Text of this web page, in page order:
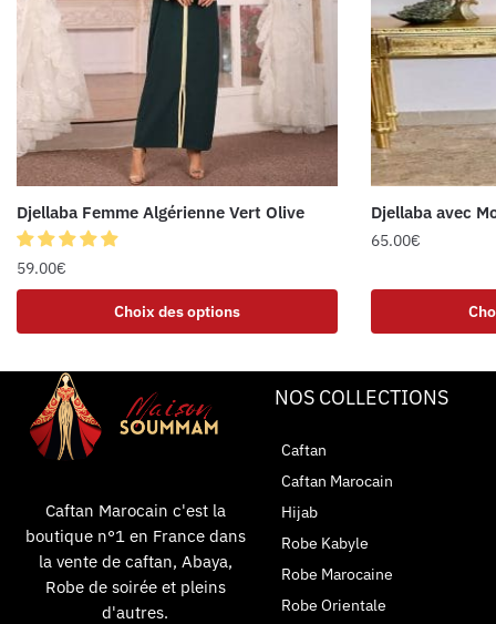
Djellaba Femme Algérienne Vert Olive
59.00€
Choix des options
Djellaba avec
65.00€
Caftan Marocain c'est la
boutique n°1 en France dans
la vente de caftan, Abaya,
Robe de soirée et pleins
d'autres.
NOS COLLECTIONS
Caftan
Caftan Marocain
Hijab
Robe Kabyle
Robe Marocaine
Robe Orientale